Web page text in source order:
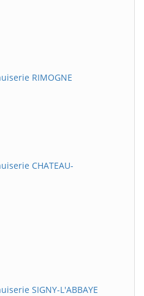
RIMOGNE
CHATEAU-
SIGNY-L'ABBAYE